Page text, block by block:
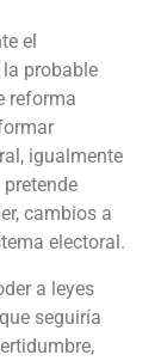
el
la probable
reforma
igualmente
cambios a
electoral.
a leyes
seguiría